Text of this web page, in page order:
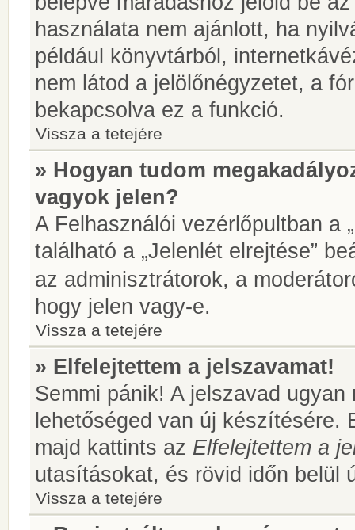
használata nem ajánlott, ha
például könyvtárból,
nem látod a jelölőnégyzetet, a
bekapcsolva ez a funkció.
Vissza a tetejére
» Hogyan tudom
vagyok jelen?
A Felhasználói vezérlőpultban a
található a „Jelenlét elrejtése”
az adminisztrátorok, a
hogy jelen vagy-e.
Vissza a tetejére
» Elfelejtettem a jelszavamat!
Semmi pánik! A jelszavad
lehetőséged van új készítésére.
majd kattints az Elfelejtettem a
utasításokat, és rövid időn belül
Vissza a tetejére